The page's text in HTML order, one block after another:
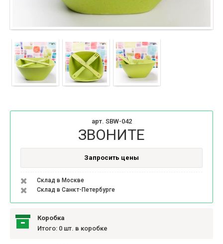
арт. SBW-042
ЗВОНИТЕ
Запросить цены
Склад в Москве
Склад в Санкт-Петербурге
Коробка
Итого: 0 шт. в коробке